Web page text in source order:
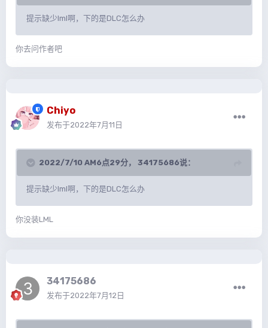
提示缺少lml啊，下的是DLC怎么办
你去问作者吧
Chiyo
发布于2022年7月11日
2022/7/10 AM6点29分， 34175686说：
提示缺少lml啊，下的是DLC怎么办
你没装LML
34175686
发布于2022年7月12日